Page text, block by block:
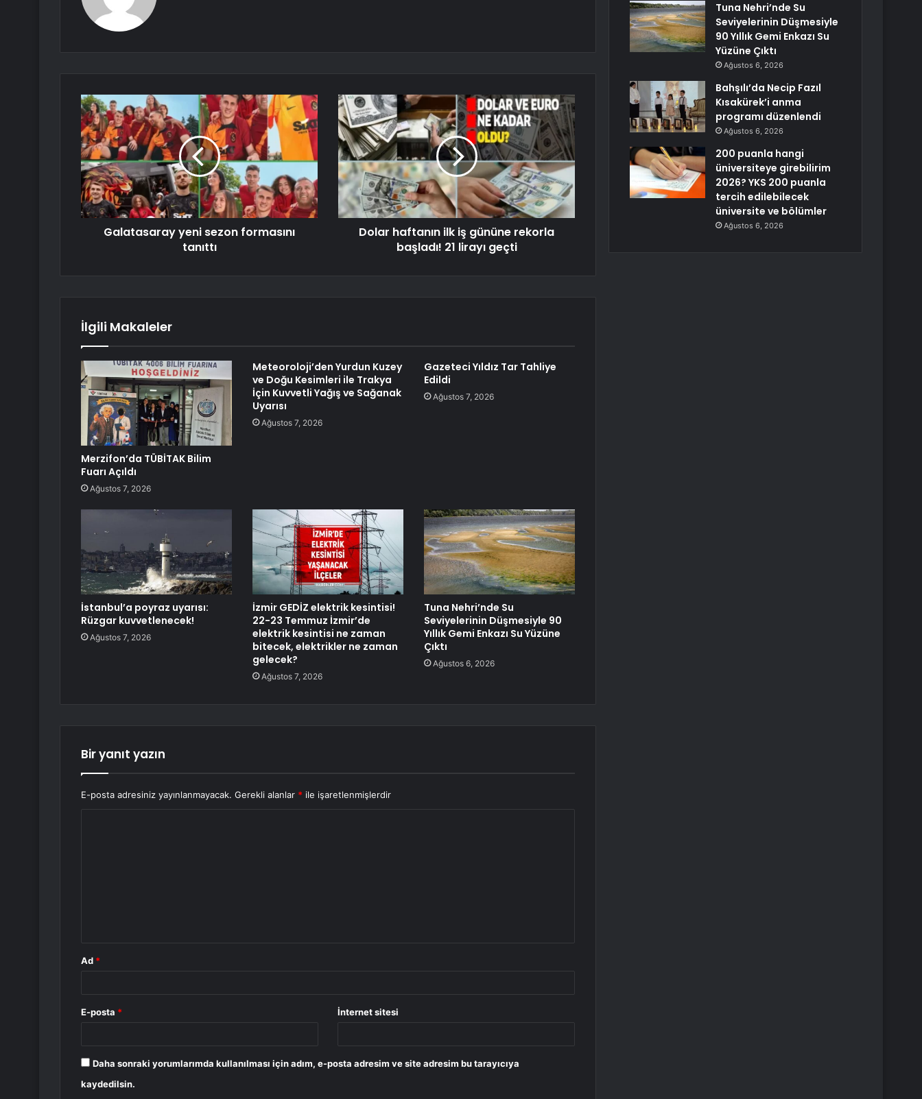
Galatasaray yeni sezon formasını
tanıttı
Dolar haftanın ilk iş gününe rekorla
başladı! 21 lirayı geçti
İlgili Makaleler
Merzifon’da TÜBİTAK Bilim
Fuarı Açıldı
Ağustos 7, 2026
Meteoroloji’den Yurdun Kuzey
ve Doğu Kesimleri ile Trakya
İçin Kuvvetli Yağış ve Sağanak
Uyarısı
Ağustos 7, 2026
Gazeteci Yıldız Tar Tahliye
Edildi
Ağustos 7, 2026
İstanbul’a poyraz uyarısı:
Rüzgar kuvvetlenecek!
Ağustos 7, 2026
İzmir GEDİZ elektrik kesintisi!
22-23 Temmuz İzmir’de
elektrik kesintisi ne zaman
bitecek, elektrikler ne zaman
gelecek?
Ağustos 7, 2026
Tuna Nehri’nde Su
Seviyelerinin Düşmesiyle 90
Yıllık Gemi Enkazı Su Yüzüne
Çıktı
Ağustos 6, 2026
Bir yanıt yazın
E-posta adresiniz yayınlanmayacak. Gerekli alanlar * ile işaretlenmişlerdir
Ad *
E-posta * İnternet sitesi
Daha sonraki yorumlarımda kullanılması için adım, e-posta adresim ve site adresim bu tarayıcıya
kaydedilsin.
Tuna Nehri’nde Su
Seviyelerinin Düşmesiyle
90 Yıllık Gemi Enkazı Su
Yüzüne Çıktı
Ağustos 6, 2026
Bahşılı’da Necip Fazıl
Kısakürek’i anma
programı düzenlendi
Ağustos 6, 2026
200 puanla hangi
üniversiteye girebilirim
2026? YKS 200 puanla
tercih edilebilecek
üniversite ve bölümler
Ağustos 6, 2026